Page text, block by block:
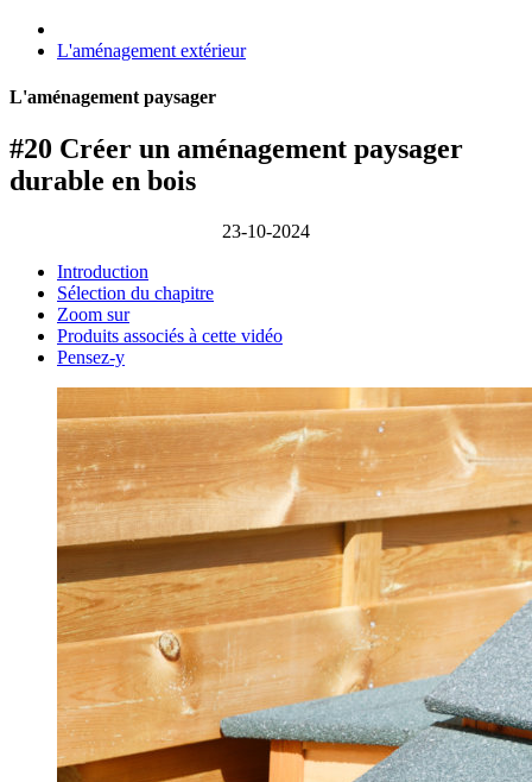
L'aménagement extérieur
L'aménagement paysager
#20 Créer un aménagement paysager
durable en bois
23-10-2024
Introduction
Sélection du chapitre
Zoom sur
Produits associés à cette vidéo
Pensez-y